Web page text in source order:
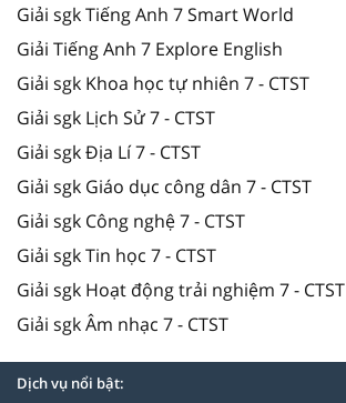
Giải sgk Tiếng Anh 7 Smart World
Giải Tiếng Anh 7 Explore English
Giải sgk Khoa học tự nhiên 7 - CTST
Giải sgk Lịch Sử 7 - CTST
Giải sgk Địa Lí 7 - CTST
Giải sgk Giáo dục công dân 7 - CTST
Giải sgk Công nghệ 7 - CTST
Giải sgk Tin học 7 - CTST
Giải sgk Hoạt động trải nghiệm 7 - CTST
Giải sgk Âm nhạc 7 - CTST
Dịch vụ nổi bật: